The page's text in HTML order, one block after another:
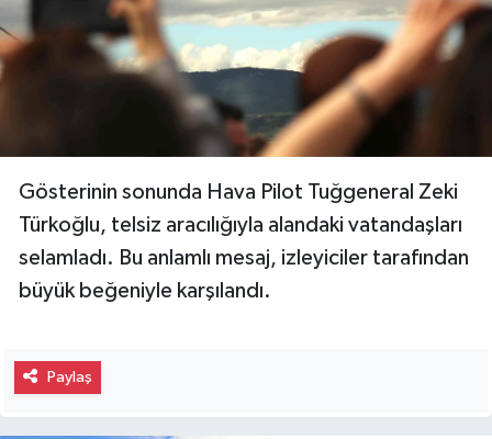
Gösterinin sonunda Hava Pilot Tuğgeneral Zeki
Türkoğlu, telsiz aracılığıyla alandaki vatandaşları
selamladı. Bu anlamlı mesaj, izleyiciler tarafından
büyük beğeniyle karşılandı.
Paylaş